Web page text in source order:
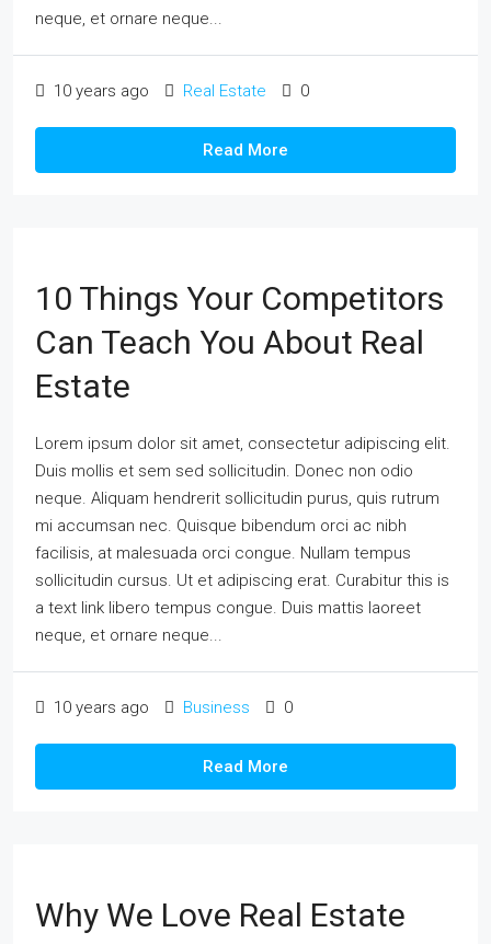
neque, et ornare neque...
10 years ago Real Estate 0
Read More
10 Things Your Competitors
Can Teach You About Real
Estate
Lorem ipsum dolor sit amet, consectetur adipiscing elit.
Duis mollis et sem sed sollicitudin. Donec non odio
neque. Aliquam hendrerit sollicitudin purus, quis rutrum
mi accumsan nec. Quisque bibendum orci ac nibh
facilisis, at malesuada orci congue. Nullam tempus
sollicitudin cursus. Ut et adipiscing erat. Curabitur this is
a text link libero tempus congue. Duis mattis laoreet
neque, et ornare neque...
10 years ago Business 0
Read More
Why We Love Real Estate